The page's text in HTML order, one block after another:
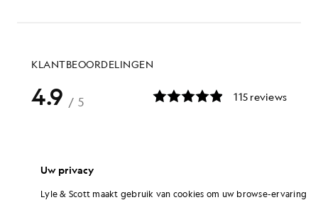
Uw privacy
Lyle & Scott maakt gebruik van cookies om uw browse-ervaring